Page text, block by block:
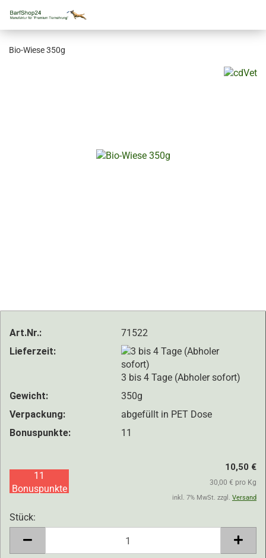
Bio-Wiese 350g
Art.Nr.:
71522
Lieferzeit:
3 bis 4 Tage (Abholer sofort)
Gewicht:
350g
Verpackung:
abgefüllt in PET Dose
Bonuspunkte:
11
10,50 €
30,00 € pro Kg
inkl. 7% MwSt. zzgl. Versand
11
Bonuspunkte
Stück: